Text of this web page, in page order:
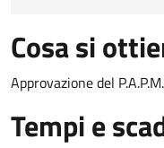
Cosa si
Approvazione del
Tempi e